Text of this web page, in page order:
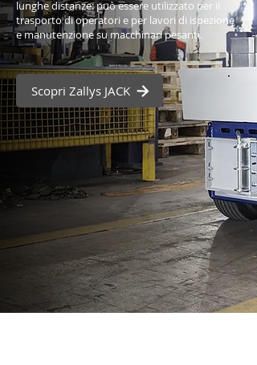
lunghe distanze: può essere utilizzato per il
trasporto di operatori e per lavori di ispezione
e manutenzione su macchinari pesanti.
Scopri Zallys JACK